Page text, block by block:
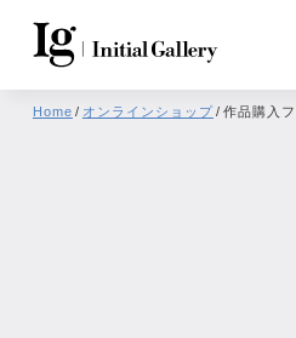
Home / オンラインショップ/ 作品購入